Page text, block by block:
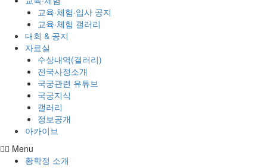
교육·체험·입사 공지
교육·체험 갤러리
대회 & 공지
자료실
수상내역(갤러리)
전국사정소개
국궁관련 유튜브
국궁지식
갤러리
정보공개
아카이브
Menu
황학정 소개